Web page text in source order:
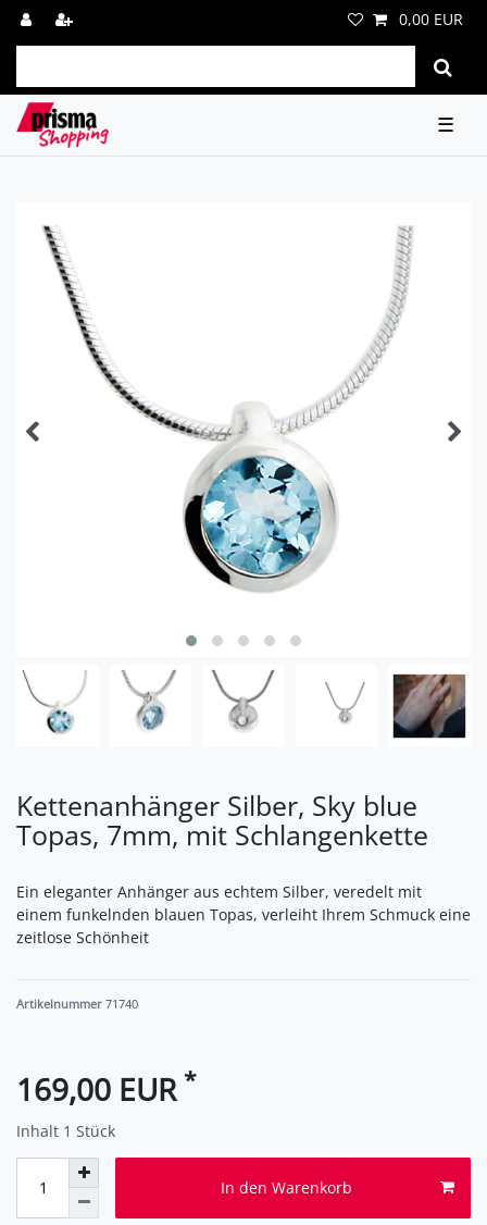
0,00 EUR
☰
Kettenanhänger Silber, Sky blue
Topas, 7mm, mit Schlangenkette
Ein eleganter Anhänger aus echtem Silber, veredelt mit
einem funkelnden blauen Topas, verleiht Ihrem Schmuck eine
zeitlose Schönheit
Artikelnummer 71740
169,00 EUR *
Inhalt 1 Stück
In den Warenkorb